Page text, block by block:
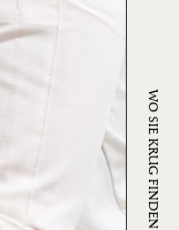
WO SIE KRUG FINDEN